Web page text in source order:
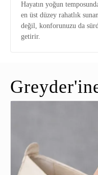
Hayatın yoğun
en üst düzey rahatlık
değil, konforunuzu da
getirir.